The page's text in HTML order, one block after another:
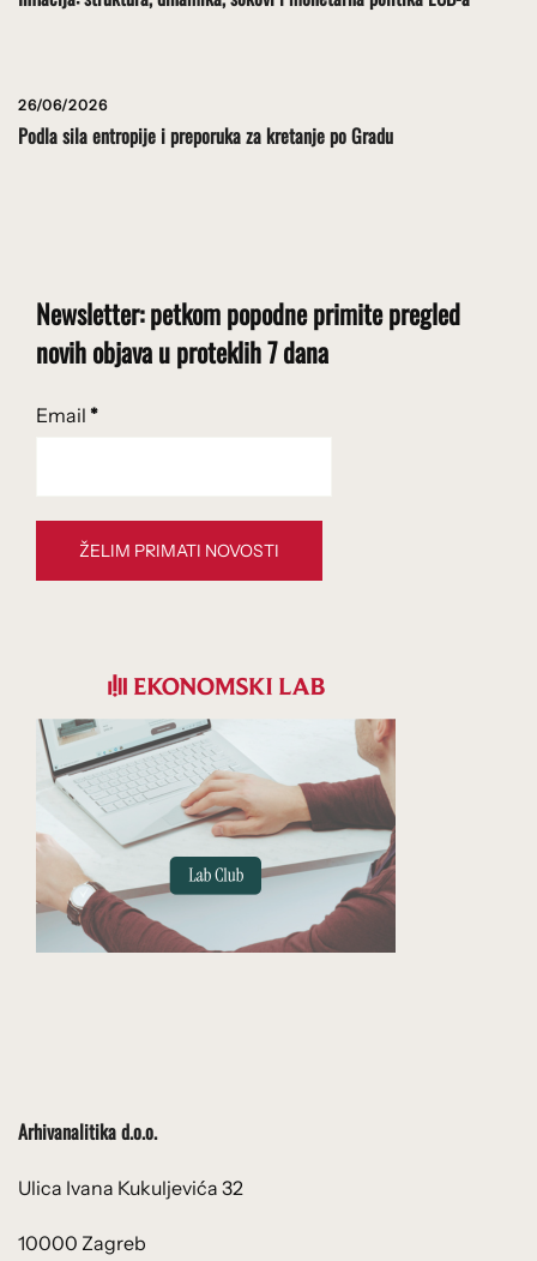
26/06/2026
Podla sila entropije i preporuka za kretanje po Gradu
Newsletter: petkom popodne primite pregled
novih objava u proteklih 7 dana
Email *
Arhivanalitika d.o.o.
Ulica Ivana Kukuljevića 32
10000 Zagreb